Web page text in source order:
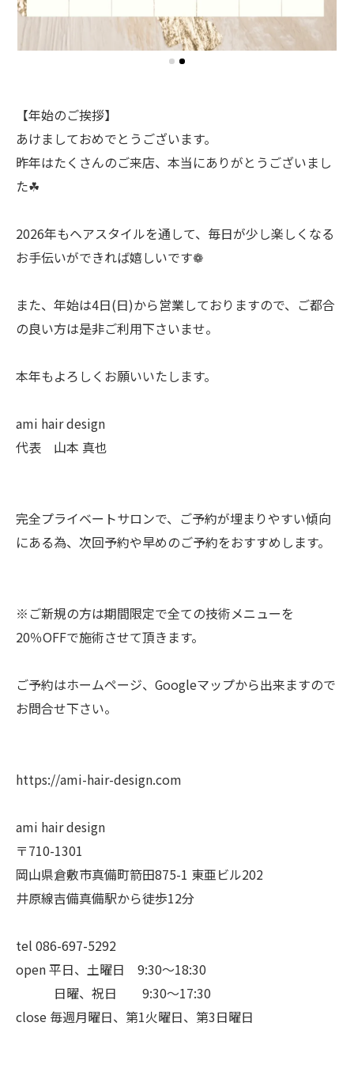
【年始のご挨拶】
あけましておめでとうございます。
昨年はたくさんのご来店、本当にありがとうございまし
た☘︎
2026年もヘアスタイルを通して、毎日が少し楽しくなる
お手伝いができれば嬉しいです❁
また、年始は4日(日)から営業しておりますので、ご都合
の良い方は是非ご利用下さいませ。
本年もよろしくお願いいたします。
ami hair design
代表 山本 真也
完全プライベートサロンで、ご予約が埋まりやすい傾向
にある為、次回予約や早めのご予約をおすすめします。
※ご新規の方は期間限定で全ての技術メニューを
20％OFFで施術させて頂きます。
ご予約はホームページ、Googleマップから出来ますので
お問合せ下さい。
https://ami-hair-design.com
ami hair design
〒710-1301
岡山県倉敷市真備町箭田875-1 東亜ビル202
井原線吉備真備駅から徒歩12分
tel 086-697-5292
open 平日、土曜日 9:30〜18:30
日曜、祝日 9:30〜17:30
close 毎週月曜日、第1火曜日、第3日曜日